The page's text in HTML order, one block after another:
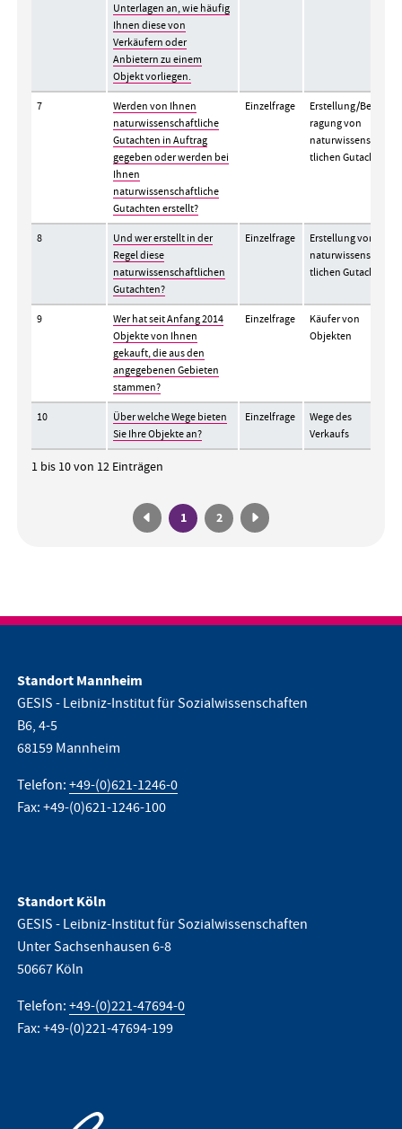
Unterlagen an, wie häufig
Ihnen diese von
Verkäufern oder
Anbietern zu einem
Objekt vorliegen.
7
Werden von Ihnen
naturwissenschaftliche
Gutachten in Auftrag
gegeben oder werden bei
Ihnen
naturwissenschaftliche
Gutachten erstellt?
Einzelfrage
Erstellung/Beauft
ragung von
naturwissenschaf
tlichen Gutachten
8
Und wer erstellt in der
Regel diese
naturwissenschaftlichen
Gutachten?
Einzelfrage
Erstellung von
naturwissenschaf
tlichen Gutachten
9
Wer hat seit Anfang 2014
Objekte von Ihnen
gekauft, die aus den
angegebenen Gebieten
stammen?
Einzelfrage
Käufer von
Objekten
10
Über welche Wege bieten
Sie Ihre Objekte an?
Einzelfrage
Wege des
Verkaufs
1 bis 10 von 12 Einträgen
1 2
Standort Mannheim
GESIS - Leibniz-Institut für Sozialwissenschaften
B6, 4-5
68159 Mannheim
Telefon:+49-(0)621-1246-0
Fax: +49-(0)621-1246-100
Standort Köln
GESIS - Leibniz-Institut für Sozialwissenschaften
Unter Sachsenhausen 6-8
50667 Köln
Telefon:+49-(0)221-47694-0
Fax: +49-(0)221-47694-199